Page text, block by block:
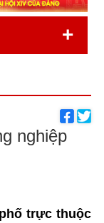
+
nghiệp
trực thuộc